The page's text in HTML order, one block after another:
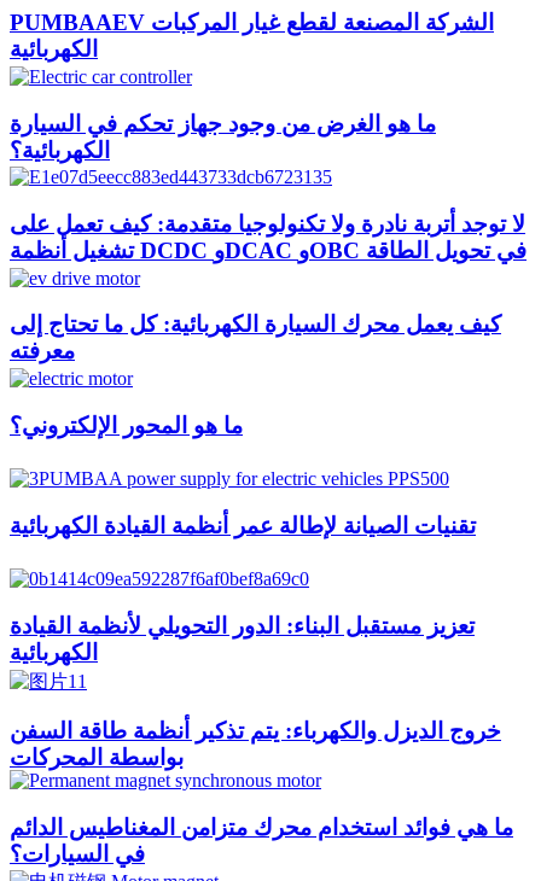
PUMBAAEV الشركة المصنعة لقطع غيار المركبات
الكهربائية
ما هو الغرض من وجود جهاز تحكم في السيارة
الكهربائية؟
لا توجد أتربة نادرة ولا تكنولوجيا متقدمة: كيف تعمل على
تشغيل أنظمة DCDC وDCAC وOBC في تحويل الطاقة
كيف يعمل محرك السيارة الكهربائية: كل ما تحتاج إلى
معرفته
ما هو المحور الإلكتروني؟
تقنيات الصيانة لإطالة عمر أنظمة القيادة الكهربائية
تعزيز مستقبل البناء: الدور التحويلي لأنظمة القيادة
الكهربائية
خروج الديزل والكهرباء: يتم تذكير أنظمة طاقة السفن
بواسطة المحركات
ما هي فوائد استخدام محرك متزامن المغناطيس الدائم
في السيارات؟